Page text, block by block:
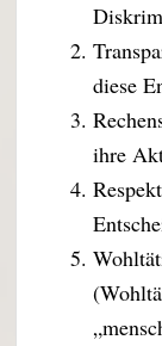
diese
ihre